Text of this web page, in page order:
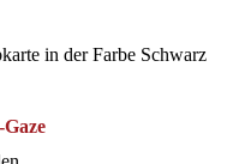
in der Farbe Schwarz